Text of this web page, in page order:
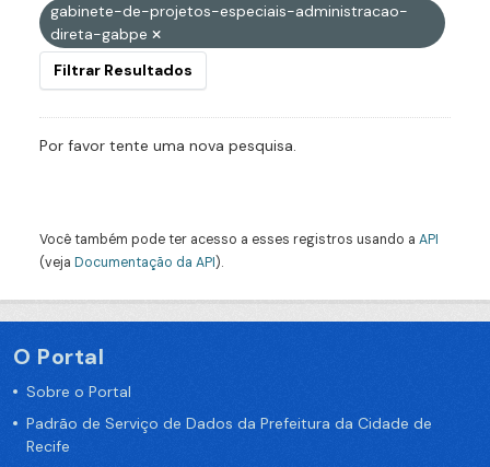
gabinete-de-projetos-especiais-administracao-
direta-gabpe
Filtrar Resultados
Por favor tente uma nova pesquisa.
Você também pode ter acesso a esses registros usando a API
(veja Documentação da API).
O Portal
Sobre o Portal
Padrão de Serviço de Dados da Prefeitura da Cidade de
Recife